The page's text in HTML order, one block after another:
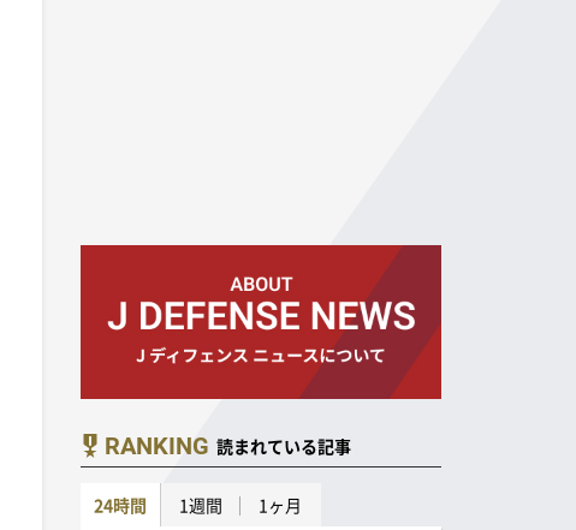
RANKING 読まれている記事
24時間 1週間 1ヶ月